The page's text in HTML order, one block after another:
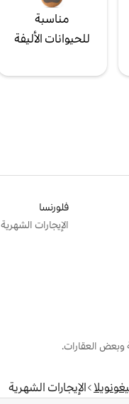
مناسبة
للحيوانات الأليفة
فلورنسا
الإيجارات الشهرية
وبعض العقارات.
الإيجارات الشهرية